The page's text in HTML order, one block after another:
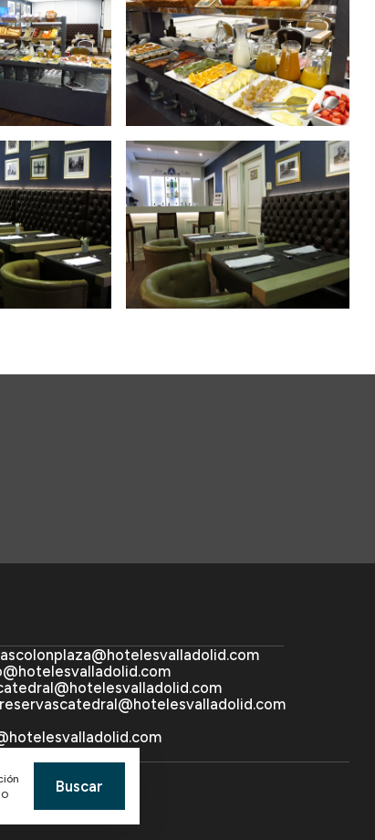
Buscar
reservascatedral@hotelesvalladolid.com